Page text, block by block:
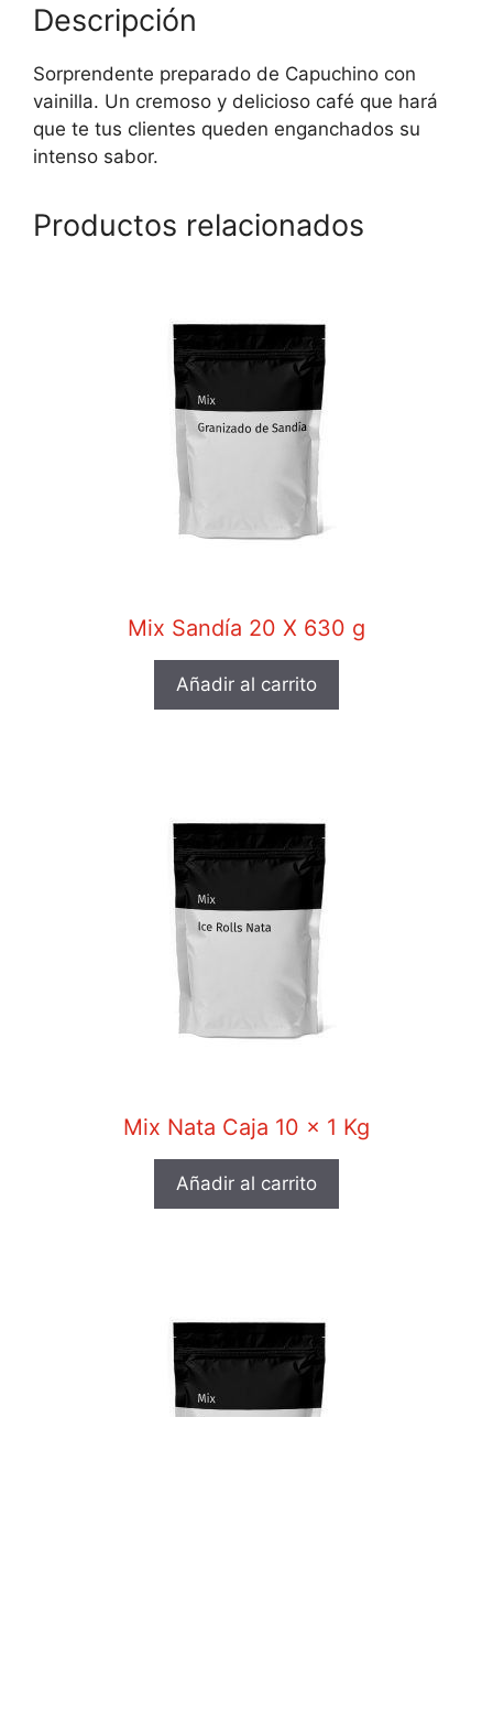
Descripción
Sorprendente preparado de Capuchino con
vainilla. Un cremoso y delicioso café que hará
que te tus clientes queden enganchados su
intenso sabor.
Productos relacionados
Mix Sandía 20 X 630 g
Añadir al carrito
Mix Nata Caja 10 x 1 Kg
Añadir al carrito